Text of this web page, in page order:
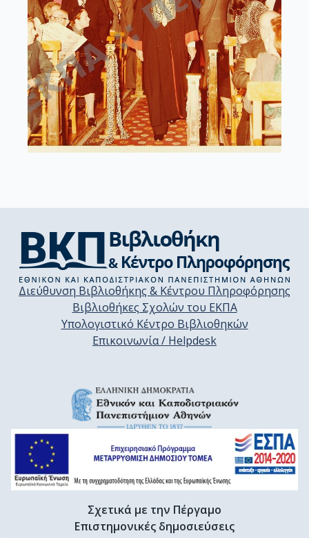
Διεύθυνση Βιβλιοθήκης & Κέντρου Πληροφόρησης
Βιβλιοθήκες Σχολών του ΕΚΠΑ
Υπολογιστικό Κέντρο Βιβλιοθηκών
Επικοινωνία / Helpdesk
Σχετικά με την Πέργαμο
Επιστημονικές δημοσιεύσεις